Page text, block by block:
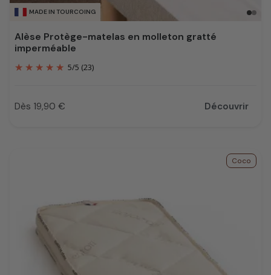
MADE IN TOURCOING
Alèse Protège-matelas en molleton gratté
imperméable
5/5 (23)
Prix
Dès 19,90 € Découvrir
Coco